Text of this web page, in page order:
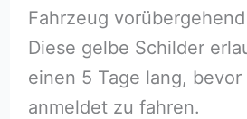
Fahrzeug
Diese gelbe Schilder
einen 5 Tage lang, bevor
anmeldet zu fahren.